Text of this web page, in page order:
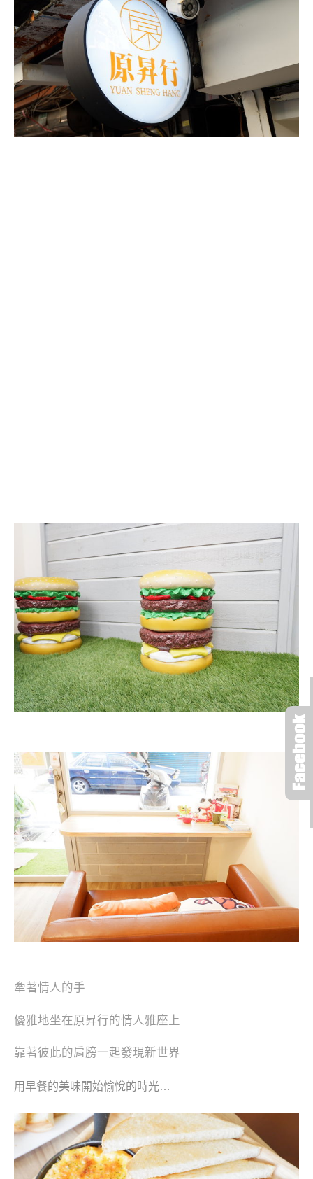
牽著情人的手
優雅地坐在原昇行的情人雅座上
靠著彼此的肩膀一起發現新世界
用早餐的美味開始愉悅的時光…